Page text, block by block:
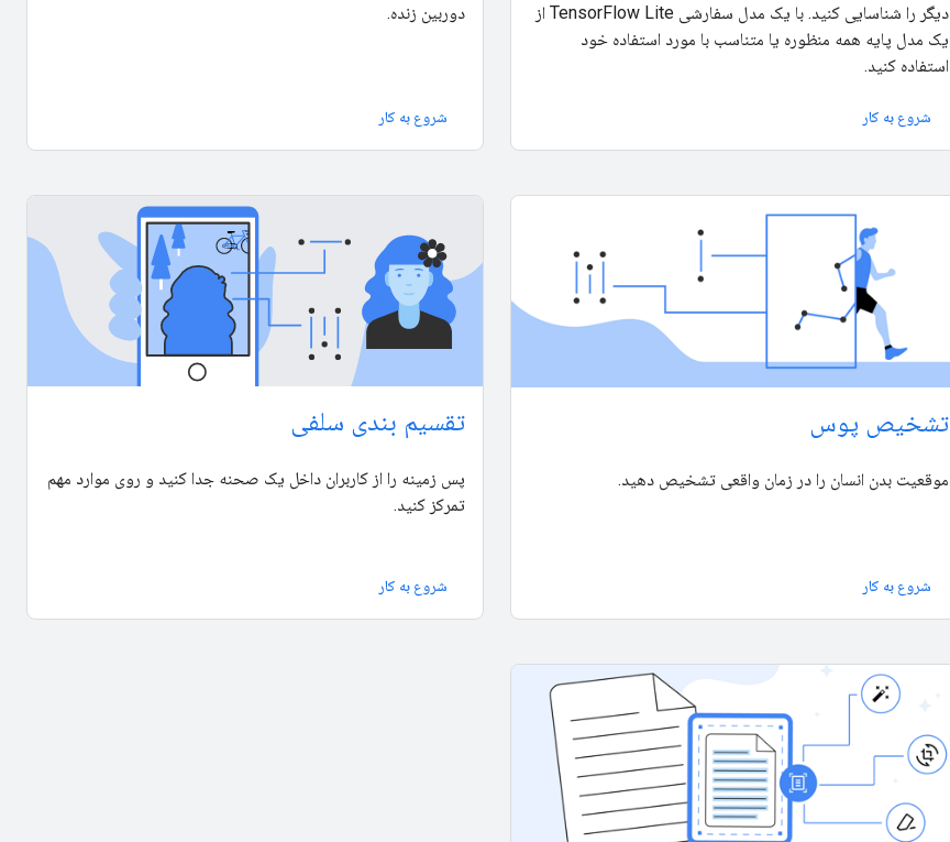
دیگر را شناسایی کنید. با یک مدل سفارشی TensorFlow Lite از
یک مدل پایه همه منظوره یا متناسب با مورد استفاده خود
استفاده کنید.
شروع به کار
دوربین زنده.
شروع به کار
تشخیص پوس
موقعیت بدن انسان را در زمان واقعی تشخیص دهید.
شروع به کار
تقسیم بندی سلفی
پس زمینه را از کاربران داخل یک صحنه جدا کنید و روی موارد مهم
تمرکز کنید.
شروع به کار